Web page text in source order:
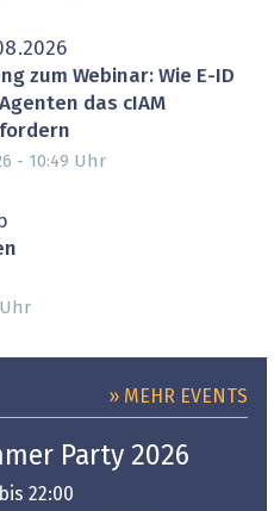
zum Webinar: Wie E-ID
das cIAM
- 10:49 Uhr
Uhr
» MEHR EVENTS
Party 2026
22:00